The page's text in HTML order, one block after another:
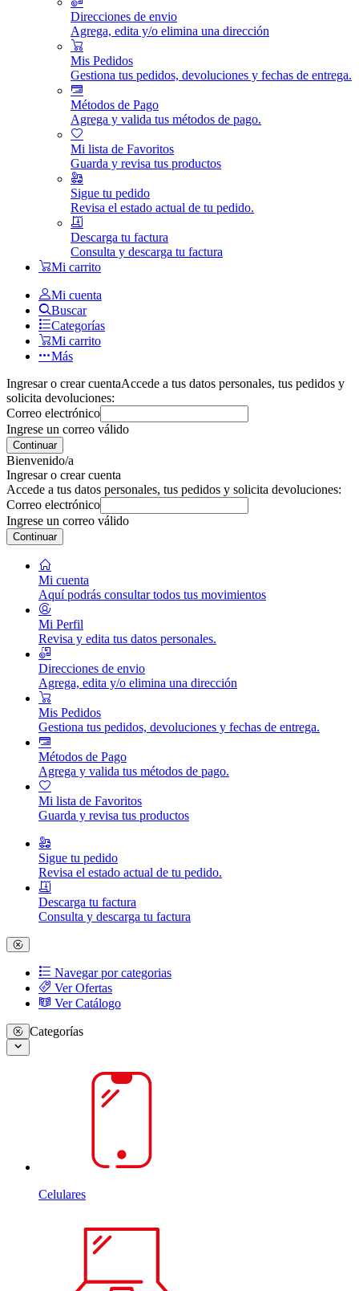
Direcciones de envio
Agrega, edita y/o elimina una dirección
Mis Pedidos
Gestiona tus pedidos, devoluciones y fechas de entrega.
Métodos de Pago
Agrega y valida tus métodos de pago.
Mi lista de Favoritos
Guarda y revisa tus productos
Sigue tu pedido
Revisa el estado actual de tu pedido.
Descarga tu factura
Consulta y descarga tu factura
Mi carrito
Mi cuenta
Buscar
Categorías
Mi carrito
Más
Ingresar o crear cuentaAccede a tus datos personales, tus pedidos y
solicita devoluciones:
Correo electrónico
Ingrese un correo válido
Continuar
Bienvenido/a
Ingresar o crear cuenta
Accede a tus datos personales, tus pedidos y solicita devoluciones:
Correo electrónico
Ingrese un correo válido
Continuar
Mi cuenta
Aquí podrás consultar todos tus movimientos
Mi Perfil
Revisa y edita tus datos personales.
Direcciones de envio
Agrega, edita y/o elimina una dirección
Mis Pedidos
Gestiona tus pedidos, devoluciones y fechas de entrega.
Métodos de Pago
Agrega y valida tus métodos de pago.
Mi lista de Favoritos
Guarda y revisa tus productos
Sigue tu pedido
Revisa el estado actual de tu pedido.
Descarga tu factura
Consulta y descarga tu factura
Navegar por categorias
Ver Ofertas
Ver Catálogo
Categorías
Celulares